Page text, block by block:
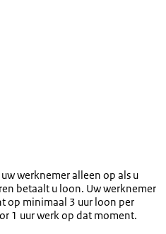
werknemer alleen op als u
betaalt u loon. Uw werknemer
op minimaal 3 uur loon per
1 uur werk op dat moment.